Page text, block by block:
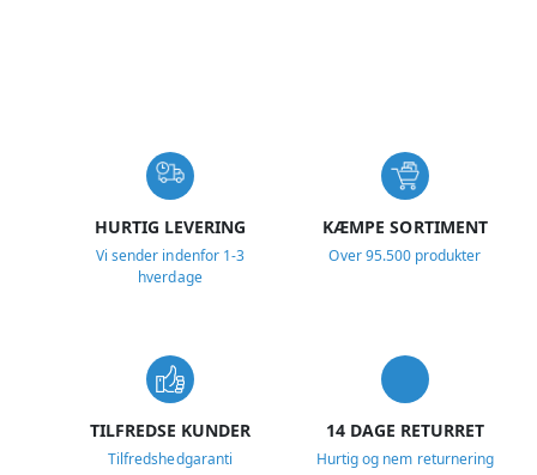
HURTIG LEVERING
Vi sender indenfor 1-3
hverdage
KÆMPE SORTIMENT
Over 95.500 produkter
TILFREDSE KUNDER
Tilfredshedgaranti
14 DAGE RETURRET
Hurtig og nem returnering